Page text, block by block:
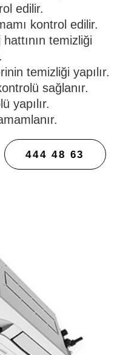
edilir.
kontrol edilir.
temizliği
temizliği yapılır.
sağlanır.
yapılır.
444 48 63